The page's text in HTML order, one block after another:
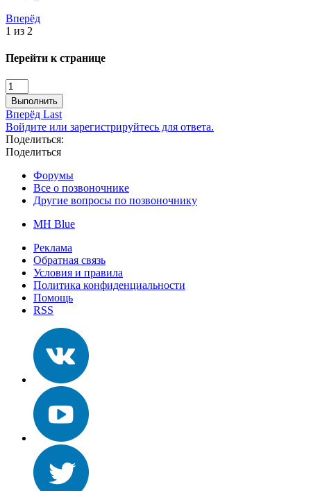
Вперёд
1 из 2
Перейти к странице
Выполнить
Вперёд Last
Войдите или зарегистрируйтесь для ответа.
Поделиться:
Поделиться
Форумы
Все о позвоночнике
Другие вопросы по позвоночнику
MH Blue
Реклама
Обратная связь
Условия и правила
Политика конфиденциальности
Помощь
RSS